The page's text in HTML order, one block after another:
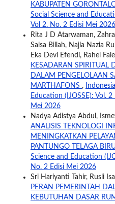
KABUPATEN
Social Science and
Vol 2. No. 2 Edisi Mei 2026
Rita J D Atarwaman,
Salsa Billah, Najla Nazia
Eka Devi Efendi, Rahel
KESADARAN SPIRITUAL
DALAM PENGELOLAAN
MARTHAFONS ,
Education (IJOSSE): Vol.
Mei 2026
Nadya Adistya Abdul,
ANALISIS TEKNOLOGI
MENINGKATKAN
PANTUNGO TELAGA
Science and Education
No. 2 Edisi Mei 2026
Sri Hariyanti Tahir, Rusli
PERAN PEMERINTAH
KEBUTUHAN DASAR